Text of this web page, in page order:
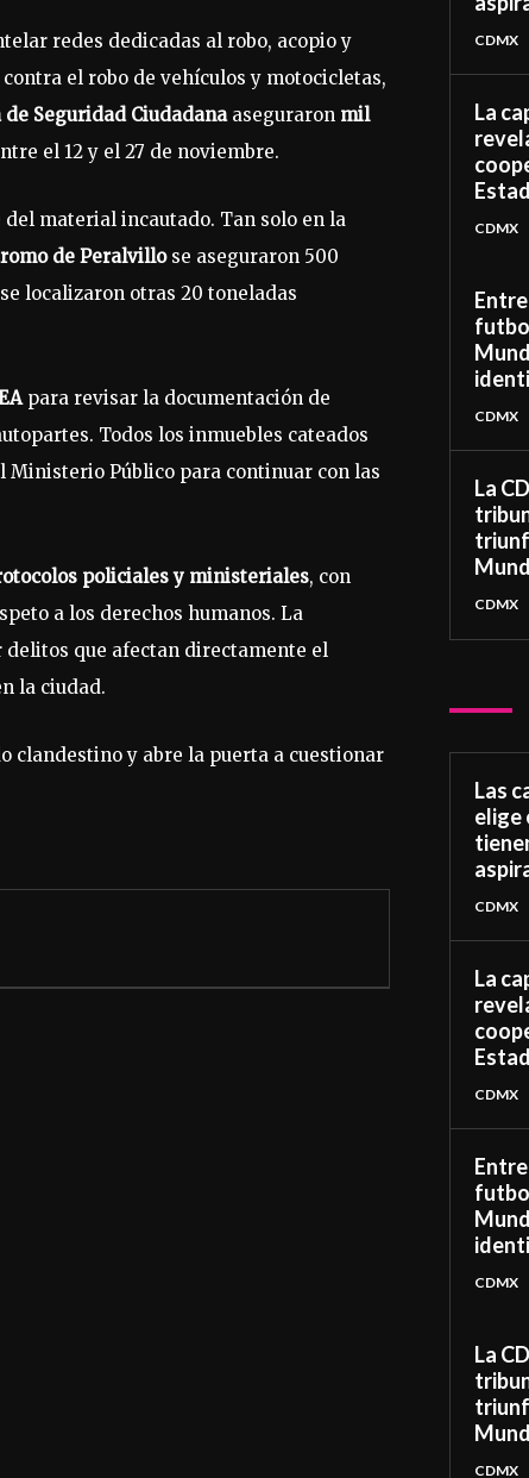
redes dedicadas al robo, acopio y
el robo de vehículos y motocicletas,
de Seguridad Ciudadanaaseguraron mil
el 12 y el 27 de noviembre.
material incautado. Tan solo en la
de Peralvillose aseguraron 500
localizaron otras 20 toneladas
para revisar la documentación de
Todos los inmuebles cateados
Ministerio Público para continuar con las
policiales y ministeriales, con
a los derechos humanos. La
delitos que afectan directamente el
la ciudad.
clandestino y abre la puerta a cuestionar
CDMX
La
CDMX
CDMX
La
CDMX
Las
elige
CDMX
La
CDMX
CDMX
La
CDMX